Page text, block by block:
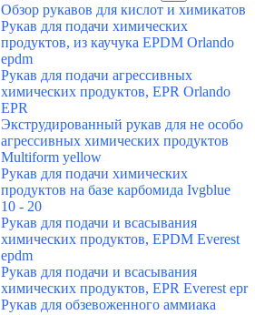
Обзор рукавов для кислот и химикатов
Рукав для подачи химических
продуктов, из каучука EPDM Orlando
epdm
Рукав для подачи агрессивных
химических продуктов, EPR Orlando
EPR
Экструдированный рукав для не особо
агрессивных химических продуктов
Multiform yellow
Рукав для подачи химических
продуктов на базе карбомида Ivgblue
10 - 20
Рукав для подачи и всасывания
химических продуктов, EPDM Everest
epdm
Рукав для подачи и всасывания
химических продуктов, EPR Everest epr
Рукав для обзевоженного аммиака